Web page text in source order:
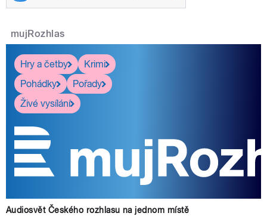
mujRozhlas
Hry a četby
Krimi
Pohádky
Pořady
Živé vysílání
Audiosvět Českého rozhlasu na jednom místě